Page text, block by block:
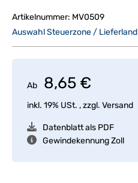
Artikelnummer: MV0509
Auswahl Steuerzone / Lieferland
Ab 8,65 €
inkl. 19% USt. , zzgl. Versand
Datenblatt als PDF
Gewindekennung Zoll